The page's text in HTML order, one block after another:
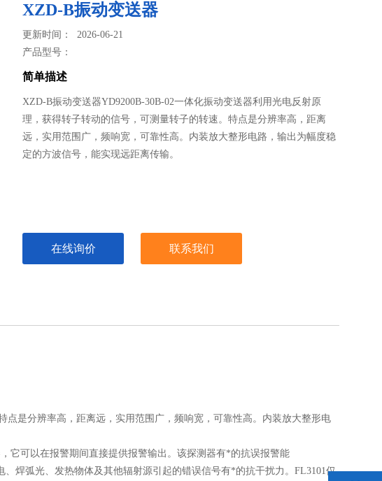
XZD-B振动变送器
更新时间： 2026-06-21
产品型号：
简单描述
XZD-B振动变送器YD9200B-30B-02一体化振动变送器利用光电反射原
理，获得转子转动的信号，可测量转子的转速。特点是分辨率高，距离
远，实用范围广，频响宽，可靠性高。内装放大整形电路，输出为幅度稳
定的方波信号，能实现远距离传输。
在线询价 联系我们
是分辨率高，距离远，实用范围广，频响宽，可靠性高。内装放大整形电
它可以在报警期间直接提供报警输出。该探测器有*的抗误报警能
焊弧光、发热物体及其他辐射源引起的错误信号有*的抗干扰力。FL3101仅